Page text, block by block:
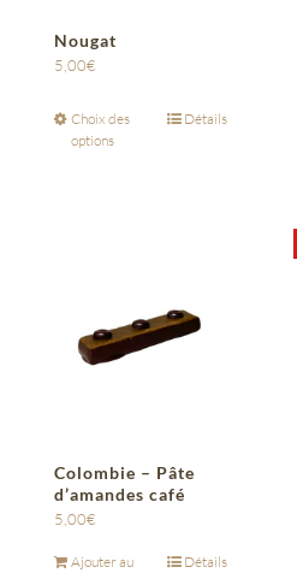
Nougat
5,00€
Choix des
options
Détails
Colombie – Pâte
d’amandes café
5,00€
Ajouter au
Détails